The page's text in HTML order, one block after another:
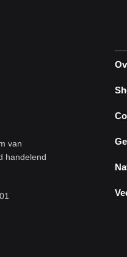
van
handelend